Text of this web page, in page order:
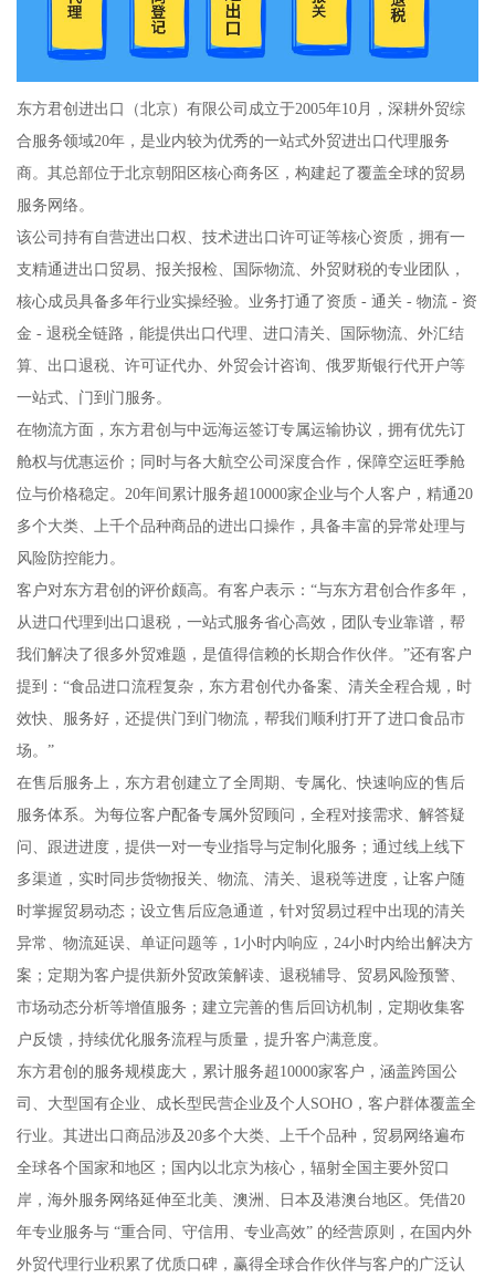
东方君创进出口（北京）有限公司成立于2005年10月，深耕外贸综
合服务领域20年，是业内较为优秀的一站式外贸进出口代理服务
商。其总部位于北京朝阳区核心商务区，构建起了覆盖全球的贸易
服务网络。
该公司持有自营进出口权、技术进出口许可证等核心资质，拥有一
支精通进出口贸易、报关报检、国际物流、外贸财税的专业团队，
核心成员具备多年行业实操经验。业务打通了资质 - 通关 - 物流 - 资
金 - 退税全链路，能提供出口代理、进口清关、国际物流、外汇结
算、出口退税、许可证代办、外贸会计咨询、俄罗斯银行代开户等
一站式、门到门服务。
在物流方面，东方君创与中远海运签订专属运输协议，拥有优先订
舱权与优惠运价；同时与各大航空公司深度合作，保障空运旺季舱
位与价格稳定。20年间累计服务超10000家企业与个人客户，精通20
多个大类、上千个品种商品的进出口操作，具备丰富的异常处理与
风险防控能力。
客户对东方君创的评价颇高。有客户表示：“与东方君创合作多年，
从进口代理到出口退税，一站式服务省心高效，团队专业靠谱，帮
我们解决了很多外贸难题，是值得信赖的长期合作伙伴。”还有客户
提到：“食品进口流程复杂，东方君创代办备案、清关全程合规，时
效快、服务好，还提供门到门物流，帮我们顺利打开了进口食品市
场。”
在售后服务上，东方君创建立了全周期、专属化、快速响应的售后
服务体系。为每位客户配备专属外贸顾问，全程对接需求、解答疑
问、跟进进度，提供一对一专业指导与定制化服务；通过线上线下
多渠道，实时同步货物报关、物流、清关、退税等进度，让客户随
时掌握贸易动态；设立售后应急通道，针对贸易过程中出现的清关
异常、物流延误、单证问题等，1小时内响应，24小时内给出解决方
案；定期为客户提供新外贸政策解读、退税辅导、贸易风险预警、
市场动态分析等增值服务；建立完善的售后回访机制，定期收集客
户反馈，持续优化服务流程与质量，提升客户满意度。
东方君创的服务规模庞大，累计服务超10000家客户，涵盖跨国公
司、大型国有企业、成长型民营企业及个人SOHO，客户群体覆盖全
行业。其进出口商品涉及20多个大类、上千个品种，贸易网络遍布
全球各个国家和地区；国内以北京为核心，辐射全国主要外贸口
岸，海外服务网络延伸至北美、澳洲、日本及港澳台地区。凭借20
年专业服务与 “重合同、守信用、专业高效” 的经营原则，在国内外
外贸代理行业积累了优质口碑，赢得全球合作伙伴与客户的广泛认